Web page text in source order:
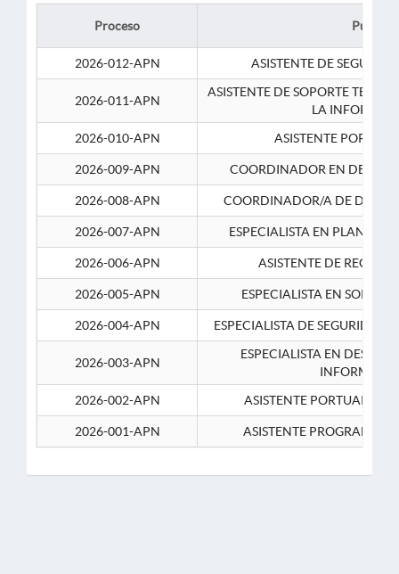
Proceso Puesto
2026-012-APN ASISTENTE DE
2026-011-APN
ASISTENTE DE SOPORTE
LA
2026-010-APN
ASISTENTE
2026-009-APN COORDINADOR EN
2026-008-APN COORDINADOR/A DE
2026-007-APN ESPECIALISTA EN
2026-006-APN ASISTENTE DE
2026-005-APN ESPECIALISTA EN
2026-004-APN ESPECIALISTA DE SEGURIDAD
2026-003-APN
ESPECIALISTA EN
2026-002-APN
ASISTENTE PORTUARIO 2-
2026-001-APN ASISTENTE